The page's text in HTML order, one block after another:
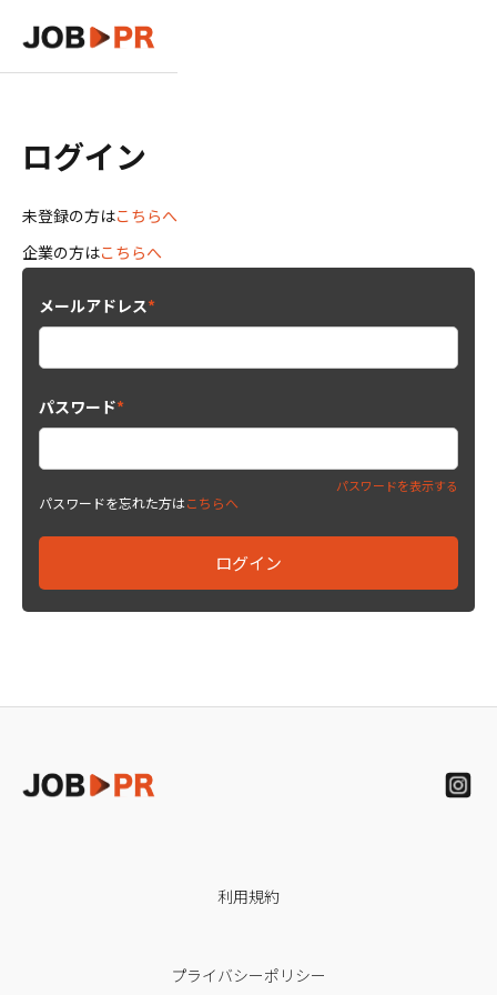
ログイン
未登録の方はこちらへ
企業の方はこちらへ
メールアドレス*
パスワード*
パスワードを表示する
パスワードを忘れた方はこちらへ
利用規約
プライバシーポリシー